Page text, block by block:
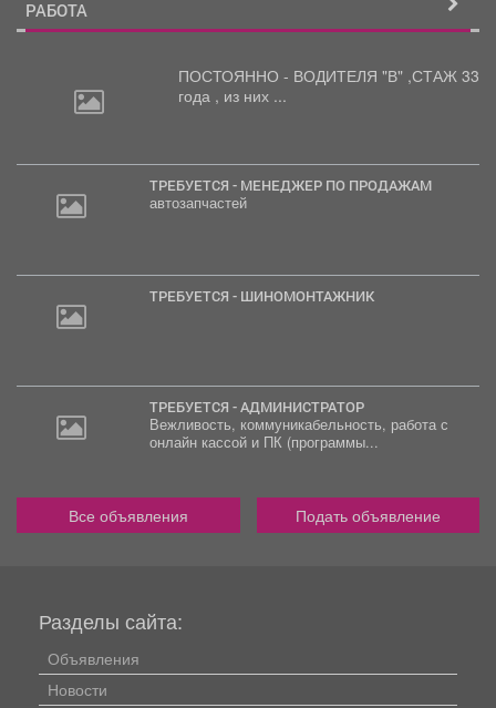
РАБОТА
ПОСТОЯННО - ВОДИТЕЛЯ "В" ,СТАЖ 33
года , из них ...
ТРЕБУЕТСЯ - МЕНЕДЖЕР ПО ПРОДАЖАМ
автозапчастей
ТРЕБУЕТСЯ - ШИНОМОНТАЖНИК
ТРЕБУЕТСЯ - АДМИНИСТРАТОР
Вежливость, коммуникабельность, работа с
онлайн кассой и ПК (программы...
Все объявления Подать объявление
Разделы сайта:
Объявления
Новости